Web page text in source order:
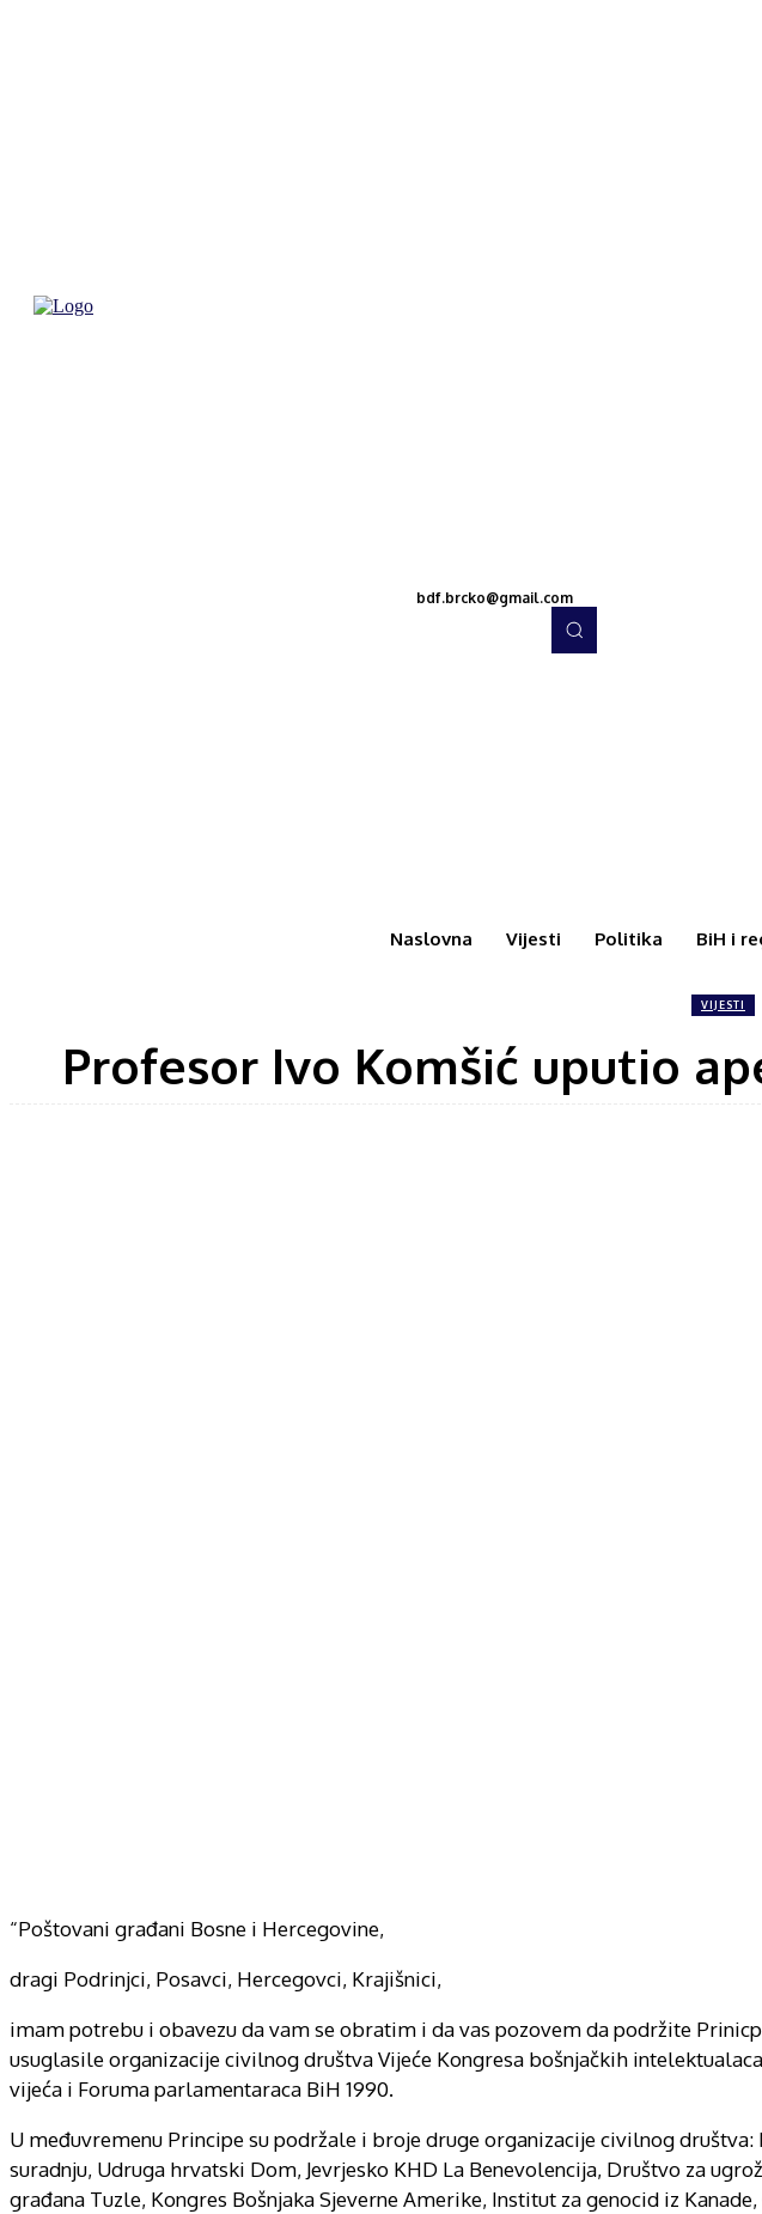
bdf.brcko@gmail.com
Naslovna Vijesti Politika BiH i
VIJESTI
Profesor Ivo Komšić uputio
“Poštovani građani Bosne i Hercegovine,
dragi Podrinjci, Posavci, Hercegovci, Krajišnici,
imam potrebu i obavezu da vam se obratim i da vas pozovem da podržite
usuglasile organizacije civilnog društva Vijeće Kongresa bošnjačkih
vijeća i Foruma parlamentaraca BiH 1990.
U međuvremenu Principe su podržale i broje druge organizacije civilnog
suradnju, Udruga hrvatski Dom, Jevrjesko KHD La Benevolencija, Društvo za
građana Tuzle, Kongres Bošnjaka Sjeverne Amerike, Institut za genocid iz